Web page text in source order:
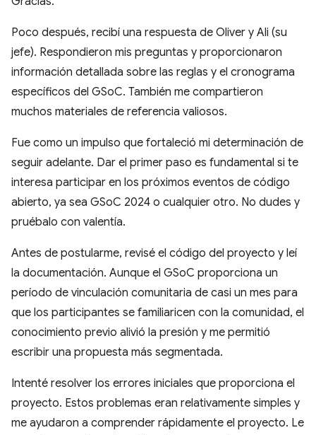
Poco después, recibí una respuesta de Oliver y Ali (su
jefe). Respondieron mis preguntas y proporcionaron
información detallada sobre las reglas y el cronograma
específicos del GSoC. También me compartieron
muchos materiales de referencia valiosos.
Fue como un impulso que fortaleció mi determinación de
seguir adelante. Dar el primer paso es fundamental si te
interesa participar en los próximos eventos de código
abierto, ya sea GSoC 2024 o cualquier otro. No dudes y
pruébalo con valentía.
Antes de postularme, revisé el código del proyecto y leí
la documentación. Aunque el GSoC proporciona un
período de vinculación comunitaria de casi un mes para
que los participantes se familiaricen con la comunidad, el
conocimiento previo alivió la presión y me permitió
escribir una propuesta más segmentada.
Intenté resolver los errores iniciales que proporciona el
proyecto. Estos problemas eran relativamente simples y
me ayudaron a comprender rápidamente el proyecto. Le